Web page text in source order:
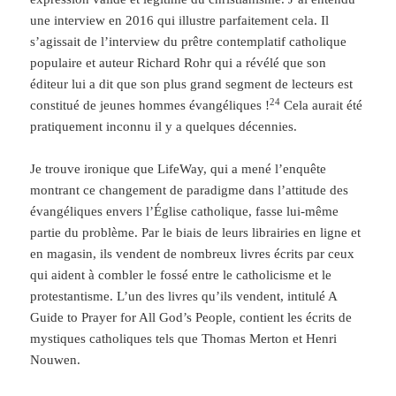
une interview en 2016 qui illustre parfaitement cela. Il
s’agissait de l’interview du prêtre contemplatif catholique
populaire et auteur Richard Rohr qui a révélé que son
éditeur lui a dit que son plus grand segment de lecteurs est
constitué de jeunes hommes évangéliques !24 Cela aurait été
pratiquement inconnu il y a quelques décennies.
Je trouve ironique que LifeWay, qui a mené l’enquête
montrant ce changement de paradigme dans l’attitude des
évangéliques envers l’Église catholique, fasse lui-même
partie du problème. Par le biais de leurs librairies en ligne et
en magasin, ils vendent de nombreux livres écrits par ceux
qui aident à combler le fossé entre le catholicisme et le
protestantisme. L’un des livres qu’ils vendent, intitulé A
Guide to Prayer for All God’s People, contient les écrits de
mystiques catholiques tels que Thomas Merton et Henri
Nouwen.